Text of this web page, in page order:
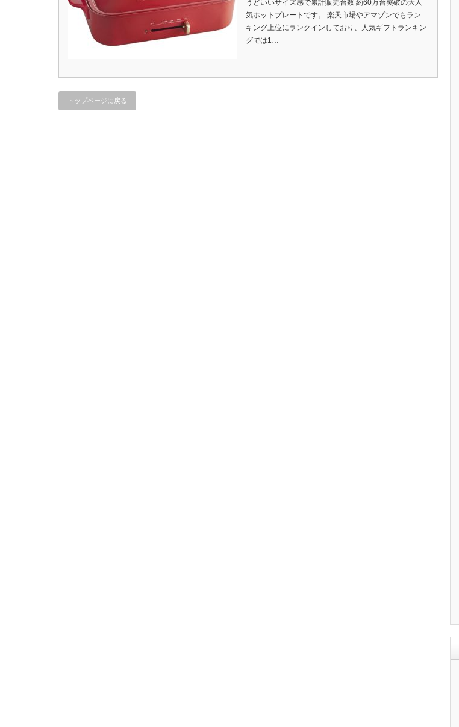
うどいいサイズ感で累計販売台数 約60万台突破の大人
気ホットプレートです。 楽天市場やアマゾンでもラン
キング上位にランクインしており、人気ギフトランキン
グでは1…
トップページに戻る